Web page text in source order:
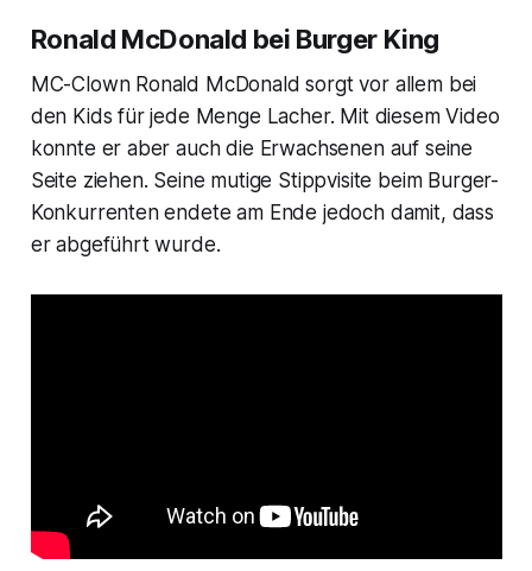
Ronald McDonald bei Burger King
MC-Clown Ronald McDonald sorgt vor allem bei
den Kids für jede Menge Lacher. Mit diesem Video
konnte er aber auch die Erwachsenen auf seine
Seite ziehen. Seine mutige Stippvisite beim Burger-
Konkurrenten endete am Ende jedoch damit, dass
er abgeführt wurde.